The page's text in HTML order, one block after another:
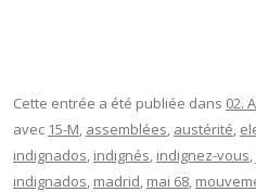
Cette entrée a été publiée dans 02.
avec 15-M, assemblées, austérité,
indignados, indignés, indignez-vous,
indignados, madrid, mai 68,